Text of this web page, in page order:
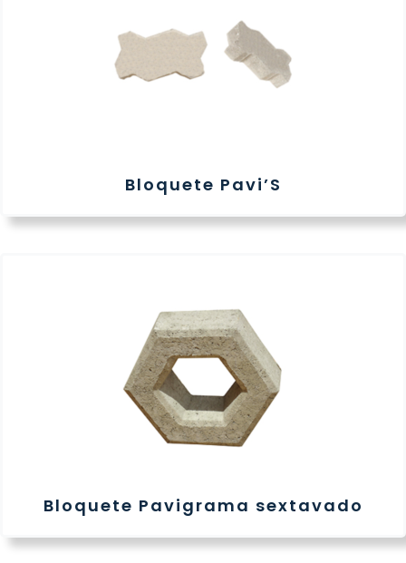
Bloquete Pavi’S
Bloquete Pavigrama sextavado